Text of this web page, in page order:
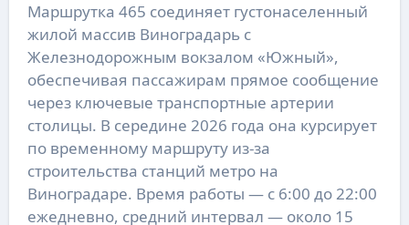
Маршрутка 465 соединяет густонаселенный
жилой массив Виноградарь с
Железнодорожным вокзалом «Южный»,
обеспечивая пассажирам прямое сообщение
через ключевые транспортные артерии
столицы. В середине 2026 года она курсирует
по временному маршруту из-за
строительства станций метро на
Виноградаре. Время работы — с 6:00 до 22:00
ежедневно, средний интервал — около 15